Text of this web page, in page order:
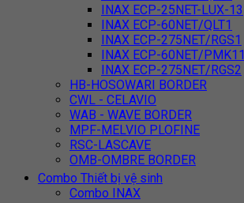
INAX ECP-25NET-LUX-13
INAX ECP-60NET/QLT1
INAX ECP-275NET/RGS1
INAX ECP-60NET/PMK11
INAX ECP-275NET/RGS2
HB-HOSOWARI BORDER
CWL - CELAVIO
WAB - WAVE BORDER
MPF-MELVIO PLOFINE
RSC-LASCAVE
OMB-OMBRE BORDER
Combo Thiết bị vệ sinh
Combo INAX